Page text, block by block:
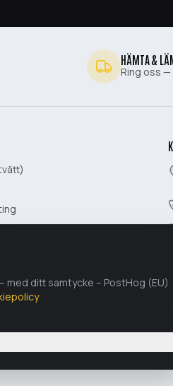
HÄMTA &
Ring oss —
med ditt samtycke – PostHog (EU)